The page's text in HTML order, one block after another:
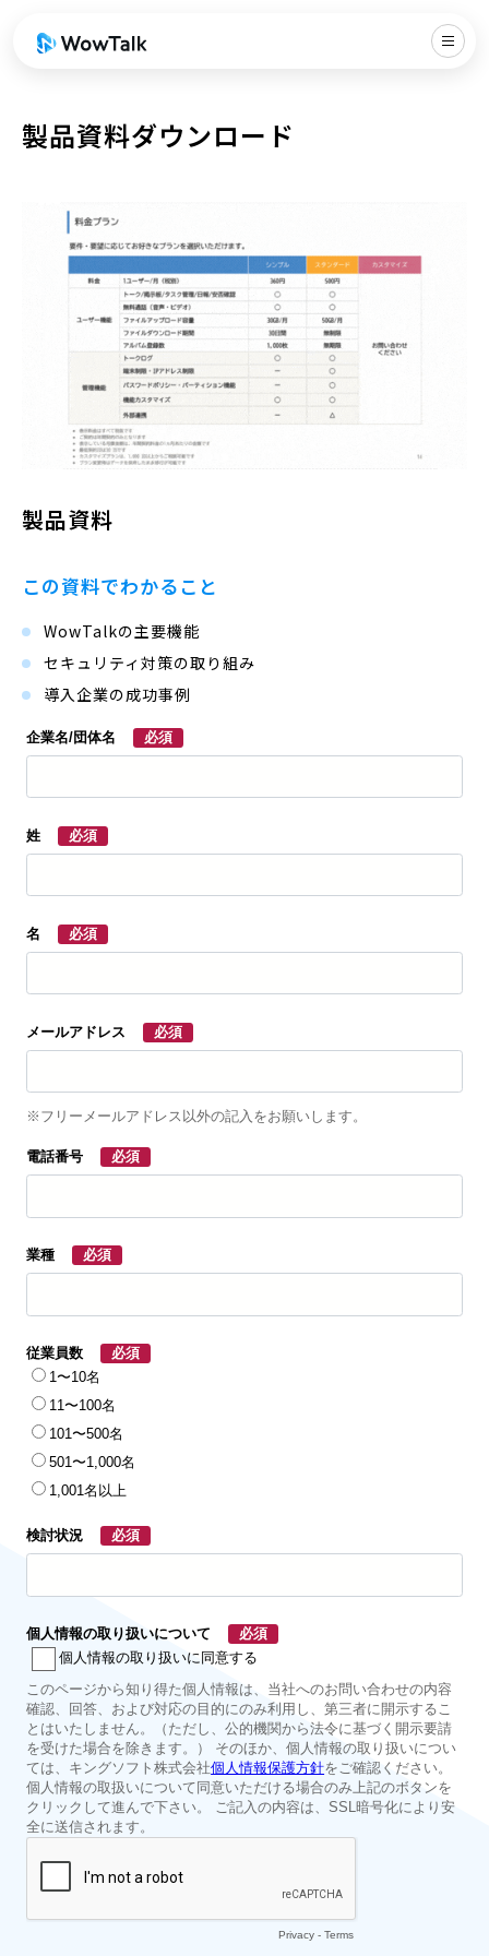
製品資料ダウンロード
製品資料
この資料でわかること
WowTalkの主要機能
セキュリティ対策の取り組み
導入企業の成功事例